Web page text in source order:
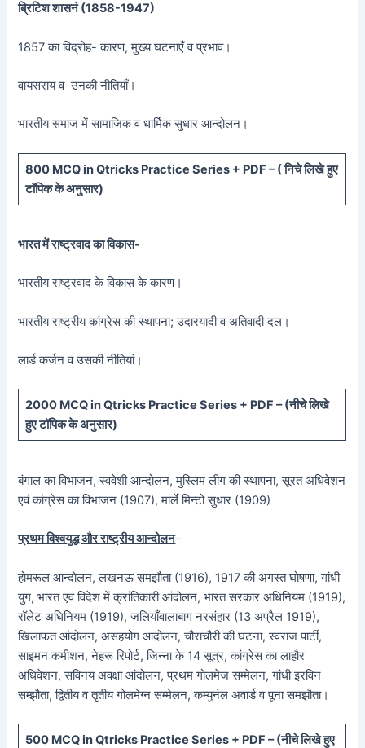
ब्रिटिश शासनं (1858-1947)
1857 का विद्रोह- कारण, मुख्य घटनाएँ व प्रभाव।
वायसराय व उनकी नीतियाँ।
भारतीय समाज में सामाजिक व धार्मिक सुधार आन्दोलन।
800 MCQ in Qtricks Practice Series + PDF – (निचे लिखे हुए
टॉपिक के अनुसार)
भारत में राष्ट्रवाद का विकास-
भारतीय राष्ट्रवाद के विकास के कारण।
भारतीय राष्ट्रीय कांग्रेस की स्थापना; उदारयादी व अतिवादी दल।
लार्ड कर्जन व उसकी नीतियां।
2000 MCQ in Qtricks Practice Series + PDF – (नीचेलिखे
हुए टॉपिक के अनुसार)
बंगाल का विभाजन, स्ववेशी आन्दोलन, मुस्लिम लीग की स्थापना, सूरत अधिवेशन
एवं कांग्रेस का विभाजन (1907), मार्ले मिन्टो सुधार (1909)
प्रथम विश्वयुद्ध और राष्ट्रीय आन्दोलन–
होमरूल आन्दोलन, लखनऊ समझौता (1916), 1917 की अगस्त घोषणा, गांधी
युग, भारत एवं विदेश में क्रांतिकारी आंदोलन, भारत सरकार अधिनियम (1919),
रॉलेट अधिनियम (1919), जलियाँवालाबाग नरसंहार (13 अप्रैल 1919),
खिलाफत आंदोलन, असहयोग आंदोलन, चौराचौरी की घटना, स्वराज पार्टी,
साइमन कमीशन, नेहरू रिपोर्ट, जिन्ना के 14 सूत्र, कांग्रेस का लाहौर
अधिवेशन, सविनय अवक्षा आंदोलन, प्रथम गोलमेज सम्मेलन, गांधी इरविन
सम्झौता, द्वितीय व तृतीय गोलमेग्न सम्मेलन, कम्युनंल अवार्ड व पूना समझौता।
500 MCQ in Qtricks Practice Series + PDF – (नीचेलिखे हुए